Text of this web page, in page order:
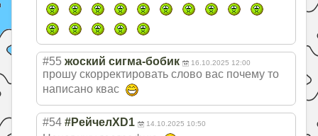
#55 жоский сигма-бобик 16.10.2025 12:00
прошу скорректировать слово вас почему то
написано квас
#54 #РейчелXD1 14.10.2025 10:50